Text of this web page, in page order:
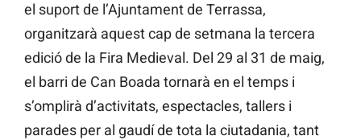
el suport de l’Ajuntament de Terrassa,
organitzarà aquest cap de setmana la tercera
edició de la Fira Medieval. Del 29 al 31 de maig,
el barri de Can Boada tornarà en el temps i
s’omplirà d’activitats, espectacles, tallers i
parades per al gaudí de tota la ciutadania, tant